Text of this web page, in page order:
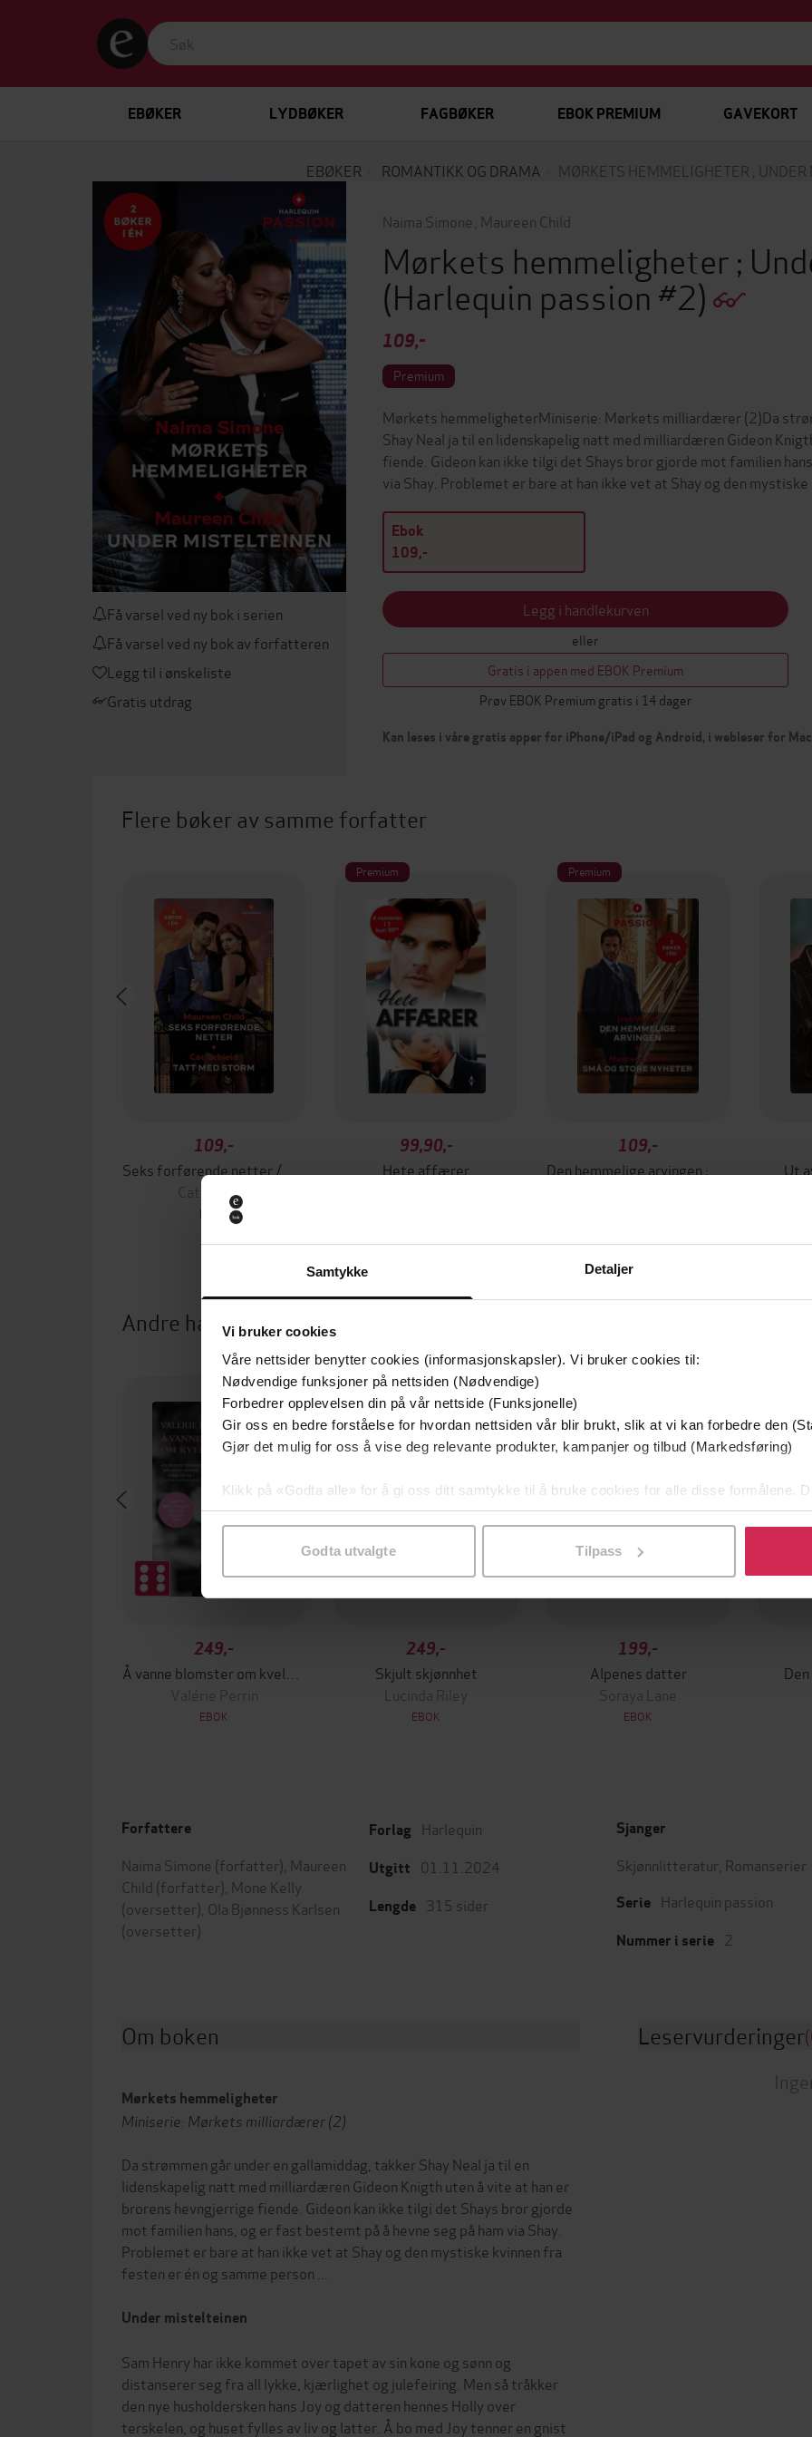
Samtykke Detaljer
Vi bruker cookies
Våre nettsider benytter cookies (informasjonskapsler). Vi bruker cookies til:
Nødvendige funksjoner på nettsiden (Nødvendige)
Forbedrer opplevelsen din på vår nettside (Funksjonelle)
Gir oss en bedre forståelse for hvordan nettsiden vår blir brukt, slik at vi kan forbedre den
Gjør det mulig for oss å vise deg relevante produkter, kampanjer og tilbud (Markedsføring)
Klikk på «Godta alle» for å gi oss ditt samtykke til å bruke cookies for alle disse formålene.
samtykke til spesifikke formål ved å klikke på «Tilpass». Du kan når som helst trekke
Godta utvalgte Tilpass
EBØKER LYDBØKER FAGBØKER EBOK PREMIUM GAVEKORT
EBØKER ROMANTIKK OG DRAMA MØRKETS HEMMELIGHETER ;
Få varsel ved ny bok i serien
Få varsel ved ny bok av forfatteren
Legg til i ønskeliste
Gratis utdrag
Naima Simone Maureen Child
Mørkets hemmeligheter ;
(Harlequin passion #2)
109,-
Premium
Mørkets hemmeligheterMiniserie: Mørkets milliardærer (2)Da
Shay Neal ja til en lidenskapelig natt med milliardæren Gideon
fiende. Gideon kan ikke tilgi det Shays bror gjorde mot familien
via Shay. Problemet er bare at han ikke vet at Shay og den mystiske
Ebok
109,-
Legg i handlekurven
eller
Gratis i appen med EBOK Premium
Prøv EBOK Premium gratis i 14 dager
Kan leses i våre gratis apper for iPhone/iPad og Android, i webleser for
Flere bøker av samme forfatter
109,-
Cat Schield
EBOK
Premium
99,90,-
Hete affærer
Premium
109,-
Ut
Andre har også kjøpt
249,-
Valérie Perrin
EBOK
249,-
Skjult skjønnhet
Lucinda Riley
EBOK
199,-
Alpenes datter
Soraya Lane
EBOK
Forfattere
Naima Simone (forfatter), Maureen
Child (forfatter), Mone Kelly
(oversetter), Ola Bjønness Karlsen
(oversetter)
Forlag Harlequin
Utgitt 01.11.2024
Lengde 315 sider
Sjanger
Skjønnlitteratur Romanserier
Serie Harlequin passion
Nummer i serie 2
Om boken
Mørkets hemmeligheter
Miniserie: Mørkets milliardærer (2)
Da strømmen går under en gallamiddag, takker Shay Neal ja til en
lidenskapelig natt med milliardæren Gideon Knigth uten å vite at han er
brorens hevngjerrige fiende. Gideon kan ikke tilgi det Shays bror gjorde
mot familien hans, og er fast bestemt på å hevne seg på ham via Shay.
Problemet er bare at han ikke vet at Shay og den mystiske kvinnen fra
festen er én og samme person ...
Under mistelteinen
Sam Henry har ikke kommet over tapet av sin kone og sønn og
distanserer seg fra all lykke, kjærlighet og julefeiring. Men så tråkker
den nye husholdersken hans Joy og datteren hennes Holly over
terskelen, og huset fylles av liv og latter. Å bo med Joy tenner en gnist
Leservurderinger